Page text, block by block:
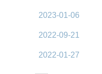
2023-01-06
2022-09-21
2022-01-27